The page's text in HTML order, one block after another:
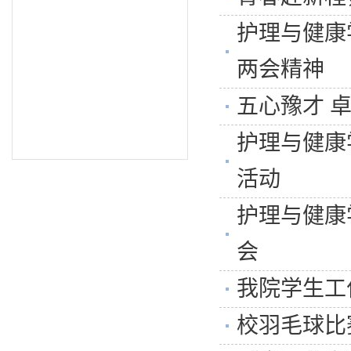
护理与健
两会精神
五心豫才
护理与健
活动
护理与健
会
我院学生
校羽毛球